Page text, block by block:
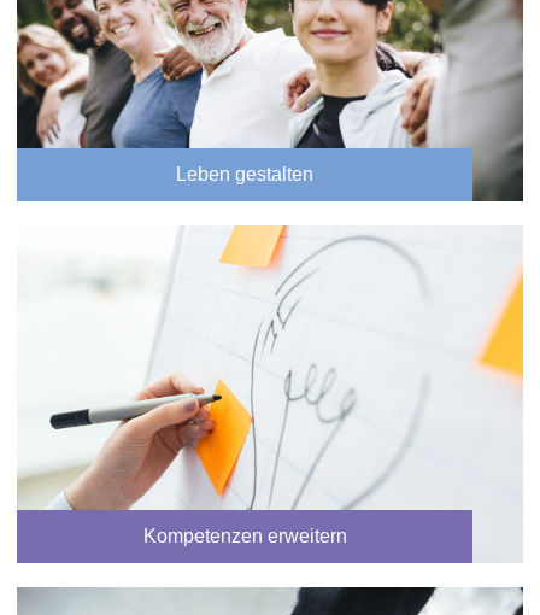
Leben gestalten
Kompetenzen erweitern